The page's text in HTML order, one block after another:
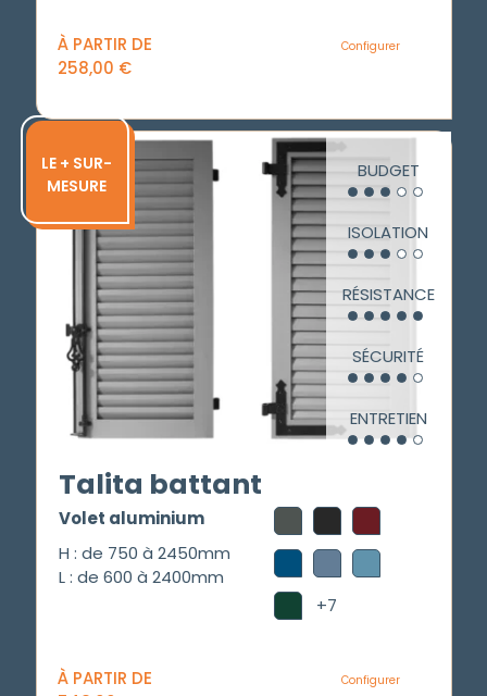
À PARTIR DE
258,00 €
Configurer
LE + SUR-
MESURE
BUDGET
ISOLATION
RÉSISTANCE
SÉCURITÉ
ENTRETIEN
Talita battant
Volet aluminium
H : de 750 à 2450mm
L : de 600 à 2400mm
+7
À PARTIR DE
Configurer